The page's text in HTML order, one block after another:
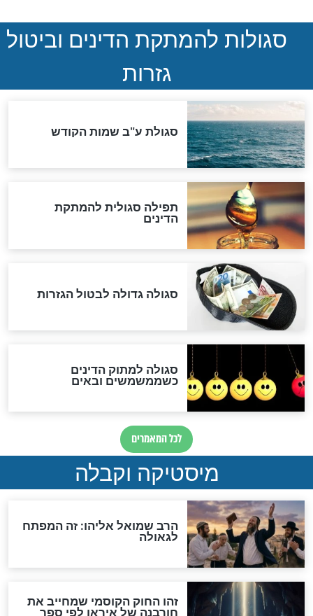
שורדת השואה שחוגגת 100:
"מודה לקב"ה על כל השנים"
לכל המאמרים
אחרית הימים
האם אפשר לחשב את הקץ?
מה יהיה בימות המשיח?
"לפני הגאולה תהיה אפיקורסות
והכחשה גדולה מאוד של
האמונה"
האם לאחר בוא המשיח יהיה
אפשר לחזור בתשובה?